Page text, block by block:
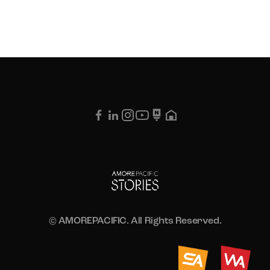
© AMOREPACIFIC. All Rights Reserved.